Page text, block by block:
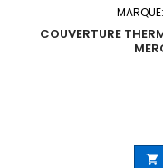
MARQUE:
COUVERTURE
